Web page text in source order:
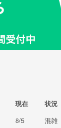
現在 状況
8/5 混雑